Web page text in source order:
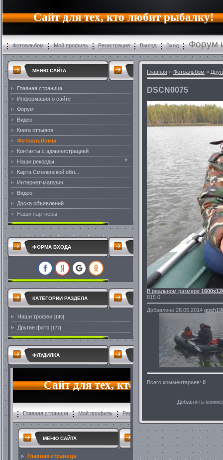
Сайт для тех, кто любит рыбалку!
Фотоальбом Мой профиль Регистрация Выход Вход Форум
МЕНЮ САЙТА
Главная страница
Информация о сайте
Форум
Видео
Книга отзывов
Фотоальбомы
Контакты с администрацией
Наши рекорды
Карта Смоленской обл...
Интернет-магазин
Видео
Доска объявлений
Наши партнеры
ФОРМА ВХОДА
КАТЕГОРИИ РАЗДЕЛА
Наши трофеи [149]
Другие фото [177]
ФЛУДИЛКА
Главная » Фотоальбом »
DSCN0075
В реальном размере
815 0
Добавлено 28.05.2014
Всего комментариев: 0
Добавлять